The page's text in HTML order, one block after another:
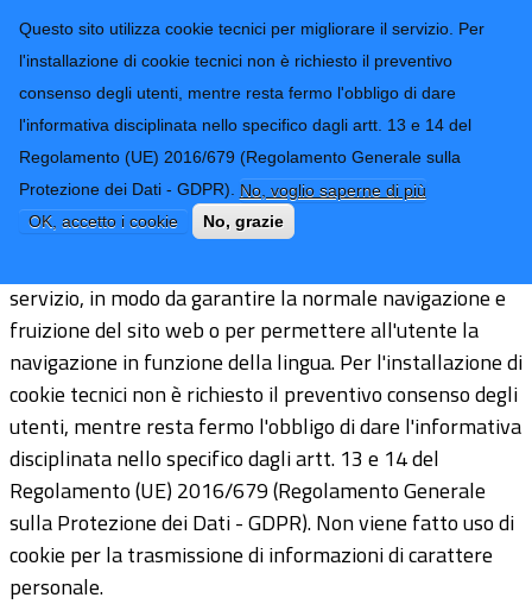
Questo sito utilizza cookie tecnici per migliorare il servizio. Per
l'installazione di cookie tecnici non è richiesto il preventivo
consenso degli utenti, mentre resta fermo l'obbligo di dare
l'informativa disciplinata nello specifico dagli artt. 13 e 14 del
Regolamento (UE) 2016/679 (Regolamento Generale sulla
Protezione dei Dati - GDPR). No, voglio saperne di più
OK, accetto i cookie
No, grazie
Provincia di
Imperia
CONTATTI-URP
TRASPARENZA
Form di ricerca
Cookie
servizio, in modo da garantire la normale navigazione e
fruizione del sito web o per permettere all'utente la
navigazione in funzione della lingua. Per l'installazione di
cookie tecnici non è richiesto il preventivo consenso degli
utenti, mentre resta fermo l'obbligo di dare l'informativa
disciplinata nello specifico dagli artt. 13 e 14 del
Regolamento (UE) 2016/679 (Regolamento Generale
sulla Protezione dei Dati - GDPR). Non viene fatto uso di
cookie per la trasmissione di informazioni di carattere
personale.